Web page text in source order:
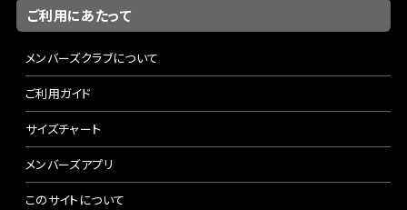
ご利用にあたって
メンバーズクラブについて
ご利用ガイド
サイズチャート
メンバーズアプリ
このサイトについて